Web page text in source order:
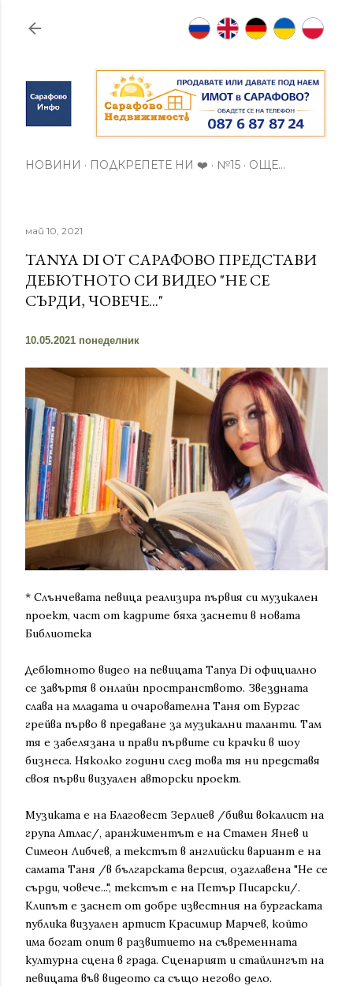
Пропускане към основното съдържание
НОВИНИ ПОДКРЕПЕТЕ НИ ❤️ №15 ОЩЕ…
май 10, 2021
TANYA DI ОТ САРАФОВО ПРЕДСТАВИ
ДЕБЮТНОТО СИ ВИДЕО "НЕ СЕ
СЪРДИ, ЧОВЕЧЕ..."
10.05.2021 понеделник
* Слънчевата певица реализира първия си музикален
проект, част от кадрите бяха заснети в новата
Библиотека
Дебютното видео на певицата Tanya Di официално
се завъртя в онлайн пространството. Звездната
слава на младата и очарователна Таня от Бургас
грейва първо в предаване за музикални таланти. Там
тя e забелязана и прави първите си крачки в шоу
бизнеса. Няколко години след това тя ни представя
своя първи визуален авторски проект.
Музиката е на Благовест Зерлиев /бивш вокалист на
група Атлас/, аранжиментът е на Стамен Янев и
Симеон Либчев, а текстът в английски вариант е на
самата Таня /в българската версия, озаглавена "Не се
сърди, човече...", текстът е на Петър Писарски/.
Клипът е заснет от добре известния на бургаската
публика визуален артист Красимир Марчев, който
има богат опит в развитието на съвременната
културна сцена в града. Сценарият и стайлингът на
певицата във видеото са също негово дело.